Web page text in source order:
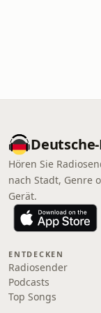
Hören Sie
nach Stadt, Genre
Gerät.
ENTDECKEN
Radiosender
Podcasts
Top Songs